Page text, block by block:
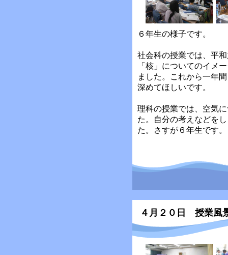
６年生の様子です。
社会科の授業では、平
「核」についてのイメ
ました。これから一年
深めてほしいです。
理科の授業では、空気
た。自分の考えなどを
た。さすが６年生です。
４月２０日 授業風